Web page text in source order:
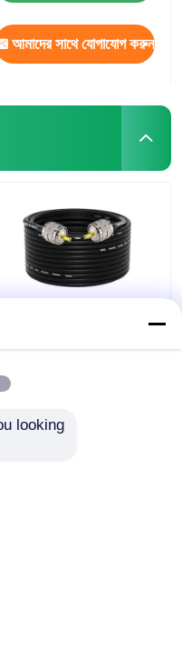
আমাদের সাথে যোগাযোগ করুন
জন্য প্রতিরোধের
looking